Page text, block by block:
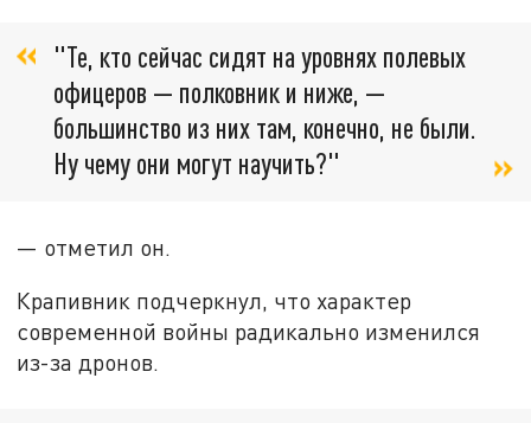
"Те, кто сейчас сидят на уровнях полевых
офицеров — полковник и ниже, —
большинство из них там, конечно, не были.
Ну чему они могут научить?"
— отметил он.
Крапивник подчеркнул, что характер
современной войны радикально изменился
из-за дронов.